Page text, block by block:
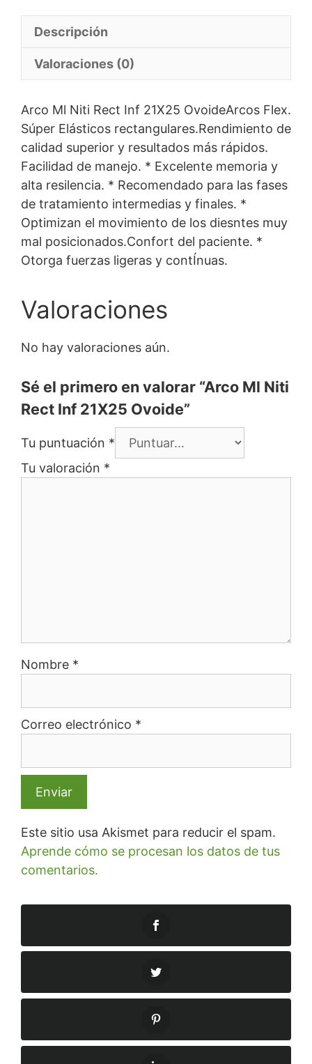
Descripción
Valoraciones (0)
Arco Ml Niti Rect Inf 21X25 OvoideArcos Flex.
Súper Elásticos rectangulares.Rendimiento de
calidad superior y resultados más rápidos.
Facilidad de manejo. * Excelente memoria y
alta resilencia. * Recomendado para las fases
de tratamiento intermedias y finales. *
Optimizan el movimiento de los diesntes muy
mal posicionados.Confort del paciente. *
Otorga fuerzas ligeras y contÍnuas.
Valoraciones
No hay valoraciones aún.
Sé el primero en valorar “Arco Ml Niti
Rect Inf 21X25 Ovoide”
Tu puntuación *
Tu valoración *
Nombre *
Correo electrónico *
Este sitio usa Akismet para reducir el spam.
Aprende cómo se procesan los datos de tus
comentarios.